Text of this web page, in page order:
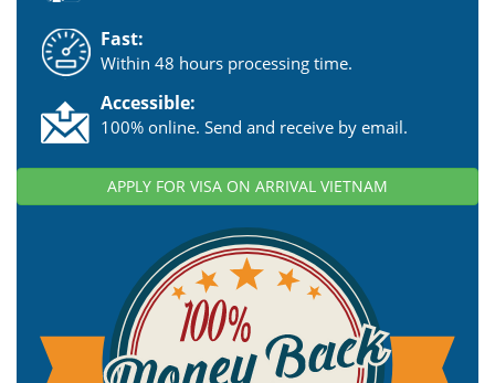
Fast:
Within 48 hours processing time.
Accessible:
100% online. Send and receive by email.
APPLY FOR VISA ON ARRIVAL VIETNAM